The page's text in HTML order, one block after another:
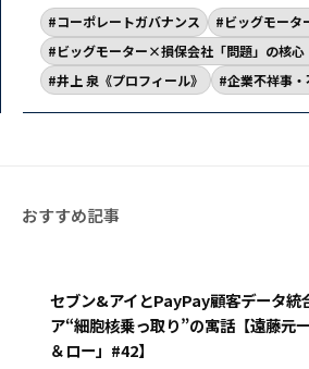
コーポレートガバナンス
ビッグモータ
ビッグモーター×損保会社「問題」の核心
井上 泉《プロフィール》
企業不祥事・
セブン&アイとPayPay顧客データ統
ア“細胞核乗っ取り”の寓話【遠藤元
＆ロー」#42】